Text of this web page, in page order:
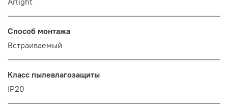
Способ монтажа
Встраиваемый
Класс пылевлагозащиты
IP20